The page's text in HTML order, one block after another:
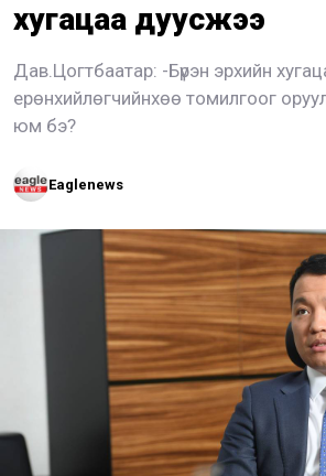
хугацаа дуусжээ
Дав.Цогтбаатар: -Бүрэн эрхийн
ерөнхийлөгчийнхөө томилгоог
юм бэ?
Eaglenews